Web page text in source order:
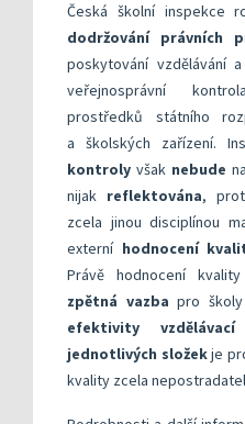
Česká školní inspekce
dodržování právních
poskytování vzdělávání
veřejnosprávní
prostředků státního
a školských zařízení.
kontroly všaknebude
nijak reflektována,
zcela jinou disciplínou
externíhodnocení
Právě hodnocení
zpětná vazba pro
efektivity
jednotlivých složekje
kvality zcela